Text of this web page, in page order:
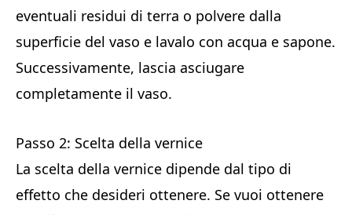
eventuali residui di terra o polvere dalla
superficie del vaso e lavalo con acqua e sapone.
Successivamente, lascia asciugare
completamente il vaso.
Passo 2: Scelta della vernice
La scelta della vernice dipende dal tipo di
effetto che desideri ottenere. Se vuoi ottenere